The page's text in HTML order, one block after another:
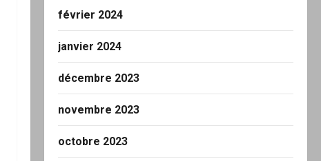
février 2024
janvier 2024
décembre 2023
novembre 2023
octobre 2023